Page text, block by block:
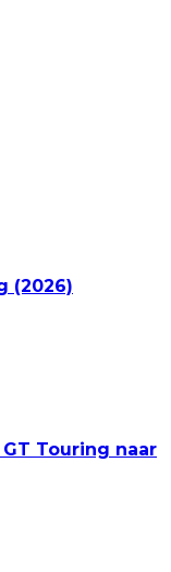
(2026)
Touring naar